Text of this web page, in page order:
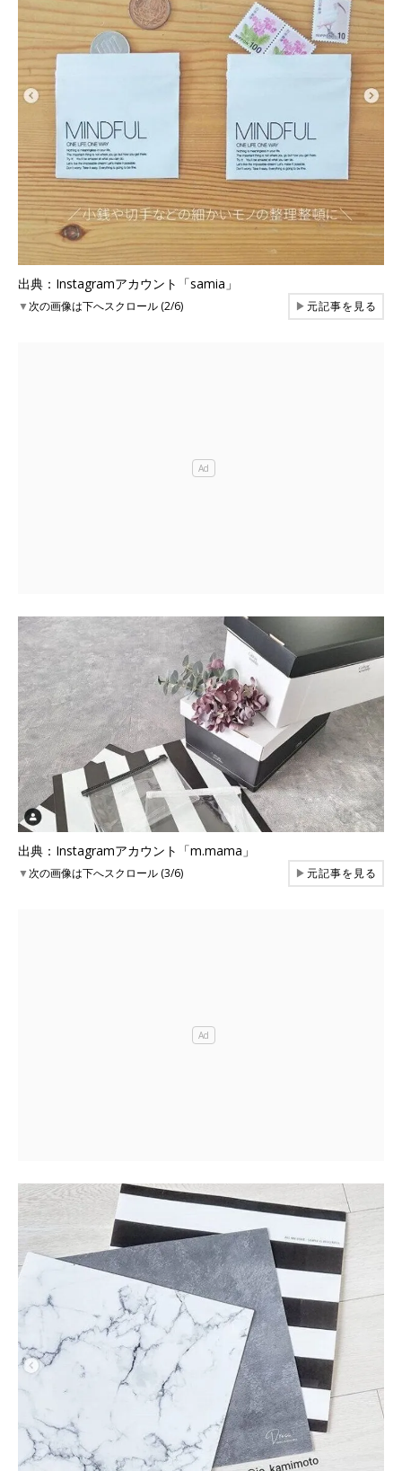
出典：Instagramアカウント「samia」
▼次の画像は下へスクロール (2/6) ▶元記事を見る
出典：Instagramアカウント「m.mama」
▼次の画像は下へスクロール (3/6) ▶元記事を見る